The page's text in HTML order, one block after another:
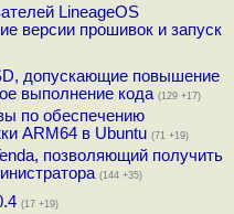
LineageOS
версии прошивок и запуск
допускающие повышение
выполнение кода (129 +17)
по обеспечению
ARM64 в Ubuntu (71 +19)
позволяющий получить
(144 +35)
(17 +19)